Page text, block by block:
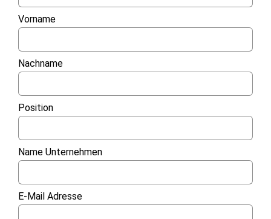
Vorname
Nachname
Position
Name Unternehmen
E-Mail Adresse